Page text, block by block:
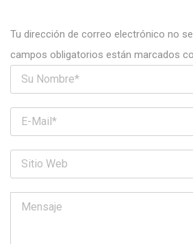
Tu dirección de correo electrónico no
campos obligatorios están marcados